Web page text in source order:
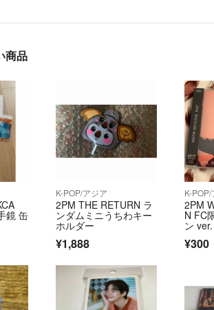
商品
鏡 缶
K-POP/アジア
2PM THE RETURN ラ
ンダムミニうちわキー
ホルダー
¥1,888
K-POP/
2PM
N FC
ン ver.
¥300